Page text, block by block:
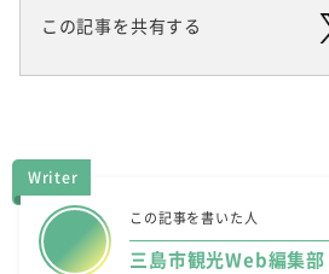
この記事を共有する
Writer
この記事を書いた人
三島市観光Web編集部